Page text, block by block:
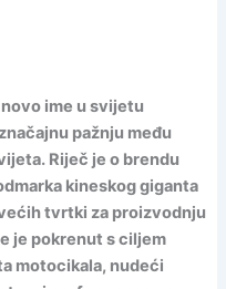
ime u svijetu
pažnju među
Riječ je o brendu
kineskog giganta
tvrtki za proizvodnju
je pokrenut s ciljem
motocikala, nudeći